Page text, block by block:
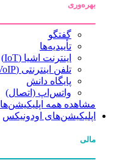
بهره‌وری
گفتگو
تأییدیه‌ها
اینترنت اشیا (IoT)
تلفن اینترنتی (VoIP)
پایگاه دانش
واتس‌اپ (اتصال)
مشاهده همه اپلیکیشن‌ها
اپلیکیشن‌های اودونیکس
مالی